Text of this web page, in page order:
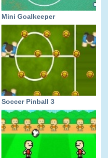
Mini Goalkeeper
Soccer Pinball 3